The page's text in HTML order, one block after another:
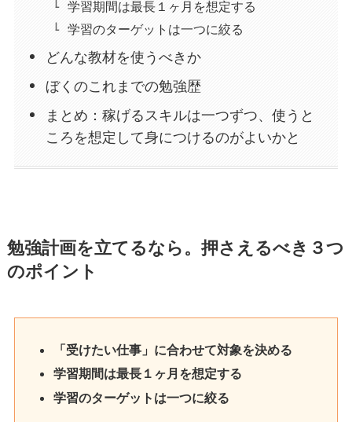
学習期間は最長１ヶ月を想定する
学習のターゲットは一つに絞る
どんな教材を使うべきか
ぼくのこれまでの勉強歴
まとめ：稼げるスキルは一つずつ、使うと
ころを想定して身につけるのがよいかと
勉強計画を立てるなら。押さえるべき３つ
のポイント
「受けたい仕事」に合わせて対象を決める
学習期間は最長１ヶ月を想定する
学習のターゲットは一つに絞る